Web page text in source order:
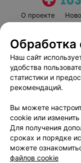
О проекте
Обработка
Наш сайт
удобства
статистики и
рекомендаций.
Вы можете
cookie или
Для получения
сроках и порядке
можете
файлов cookie